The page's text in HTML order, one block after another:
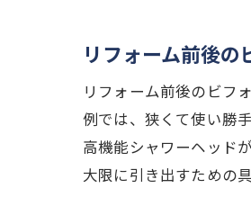
リフォーム前後の
リフォーム前後のビフ
例では、狭くて使い勝
高機能シャワーヘッド
大限に引き出すための